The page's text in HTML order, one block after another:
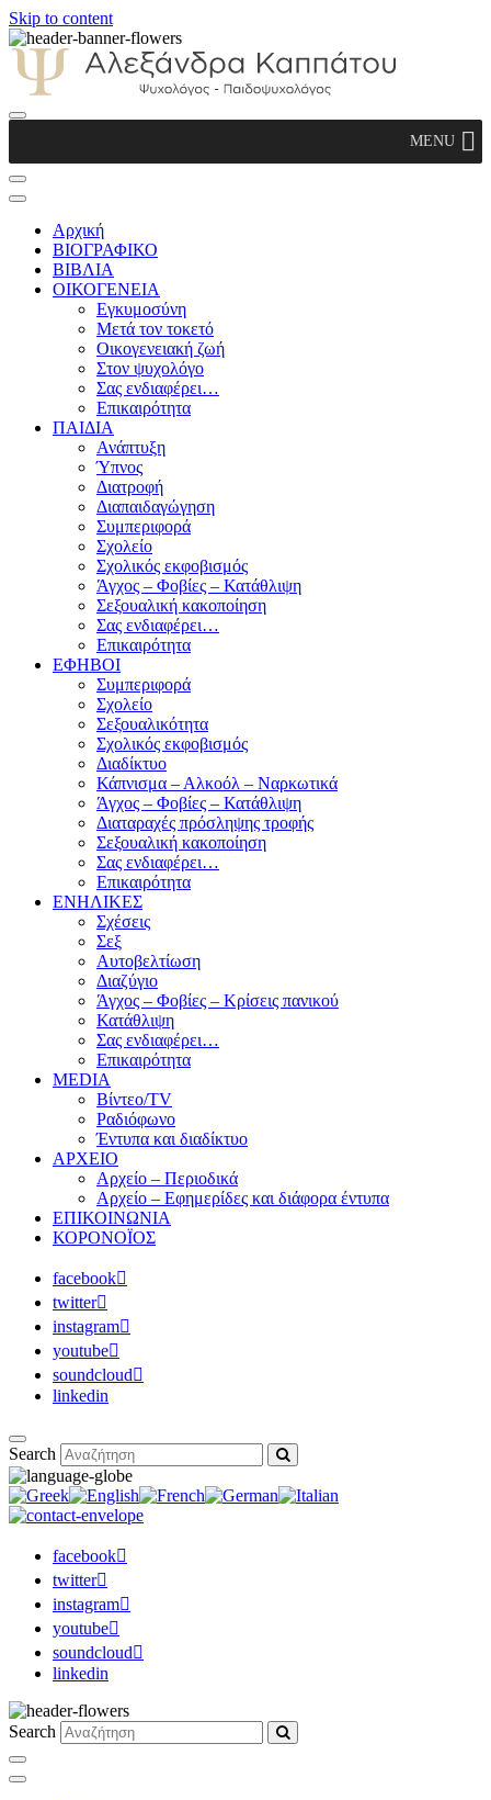
Skip to content
Παιδοψυχολόγος
MENU
Αρχική
ΒΙΟΓΡΑΦΙΚΟ
ΒΙΒΛΙΑ
ΟΙΚΟΓΕΝΕΙΑ
Εγκυμοσύνη
Μετά τον τοκετό
Οικογενειακή ζωή
Στον ψυχολόγο
Σας ενδιαφέρει…
Επικαιρότητα
ΠΑΙΔΙΑ
Ανάπτυξη
Ύπνος
Διατροφή
Διαπαιδαγώγηση
Συμπεριφορά
Σχολείο
Σχολικός εκφοβισμός
Άγχος – Φοβίες – Κατάθλιψη
Σεξουαλική κακοποίηση
Σας ενδιαφέρει…
Επικαιρότητα
ΕΦΗΒΟΙ
Συμπεριφορά
Σχολείο
Σεξουαλικότητα
Σχολικός εκφοβισμός
Διαδίκτυο
Κάπνισμα – Αλκοόλ – Ναρκωτικά
Άγχος – Φοβίες – Κατάθλιψη
Διαταραχές πρόσληψης τροφής
Σεξουαλική κακοποίηση
Σας ενδιαφέρει…
Επικαιρότητα
ΕΝΗΛΙΚΕΣ
Σχέσεις
Σεξ
Αυτοβελτίωση
Διαζύγιο
Άγχος – Φοβίες – Κρίσεις πανικού
Κατάθλιψη
Σας ενδιαφέρει…
Επικαιρότητα
MEDIA
Βίντεο/TV
Ραδιόφωνο
Έντυπα και διαδίκτυο
ΑΡΧΕΙΟ
Αρχείο – Περιοδικά
Αρχείο – Εφημερίδες και διάφορα έντυπα
ΕΠΙΚΟΙΝΩΝΙΑ
ΚΟΡΟΝΟΪΟΣ
facebook
twitter
instagram
youtube
soundcloud
linkedin
Search
facebook
twitter
instagram
youtube
soundcloud
linkedin
Search